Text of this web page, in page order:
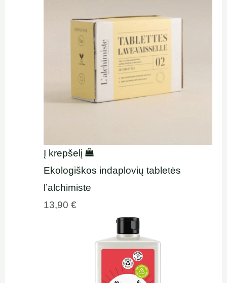
Į krepšelį
Ekologiškos indaplovių tabletės
l’alchimiste
13,90€